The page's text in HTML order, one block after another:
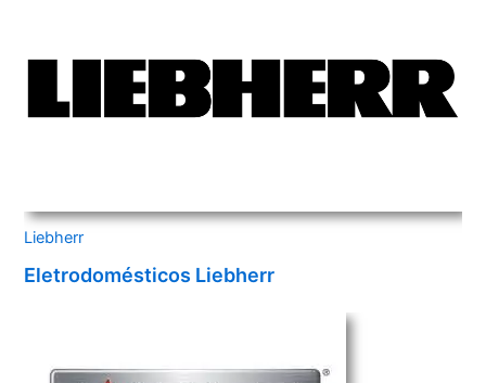
Liebherr
Eletrodomésticos Liebherr